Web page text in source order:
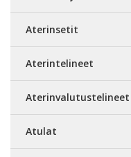
Aterinsetit
Aterintelineet
Aterinvalutustelineet
Atulat